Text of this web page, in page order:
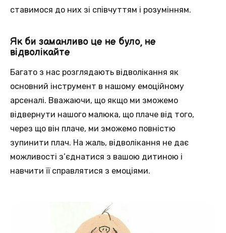
ставимося до них зі співчуттям і розумінням.
Як би заманливо це не було, не
відволікайте
Багато з нас розглядають відволікання як
основний інструмент в нашому емоційному
арсеналі. Вважаючи, що якщо ми зможемо
відвернути нашого малюка, що плаче від того,
через що він плаче, ми зможемо повністю
зупинити плач. На жаль, відволікання не дає
можливості з’єднатися з вашою дитиною і
навчити її справлятися з емоціями.